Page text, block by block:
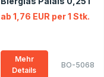
ab 1,76 EUR per 1 Stk.
Mehr
Details
BO-5068